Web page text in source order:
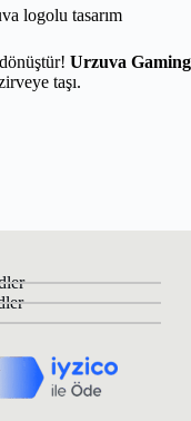
logolu tasarım
Urzuva Gaming
taşı.